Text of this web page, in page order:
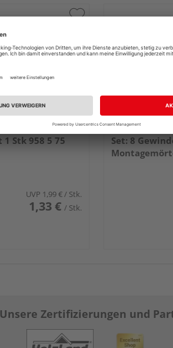
M5x1000
Stk 958 5 75
UVP 1,99 €/ Stk.
1,33 € / Stk.
TraumGarten
Set: 8
Unsere Zertifizierungen und